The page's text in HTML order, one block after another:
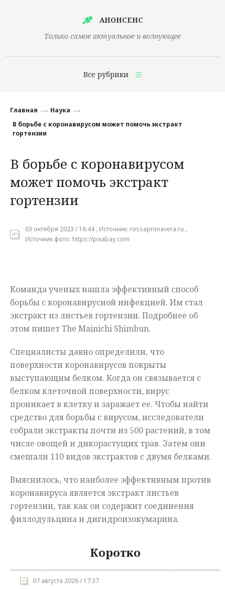
АНОНСЕНС
Только самое актуальное и волнующее
Все рубрики
Финансы
Наука
Культура
Общество
Мнения
Главная
Наука
В борьбе с коронавирусом может помочь экстракт
гортензии
В борьбе с коронавирусом
может помочь экстракт
гортензии
03 октября 2023 / 16:44 , Источник: rossaprimavera.ru ,
Источник фото: https://pixabay.com
Команда ученых нашла эффективный способ
борьбы с коронавирусной инфекцией. Им стал
экстракт из листьев гортензии. Подробнее об
этом пишет The Mainichi Shimbun.
Специалисты давно определили, что
поверхности коронавирусов покрыты
выступающим белком. Когда он связывается с
белком клеточной поверхности, вирус
проникает в клетку и заражает ее. Чтобы найти
средство для борьбы с вирусом, исследователи
собрали экстракты почти из 500 растений, в том
числе овощей и дикорастущих трав. Затем они
смешали 110 видов экстрактов с двумя белками.
Выяснилось, что наиболее эффективным против
коронавируса является экстракт листьев
гортензии, так как он содержит соединения
филлодульцина и дигидроизокумарина.
Коротко
07 августа 2026 / 17:37